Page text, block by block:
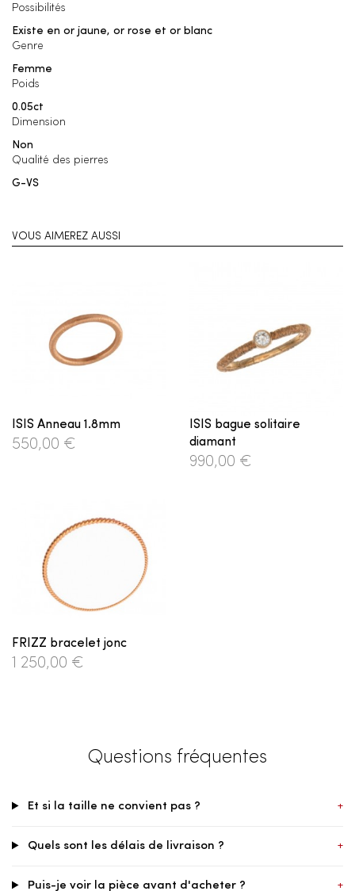
Possibilités
Existe en or jaune, or rose et or blanc
Genre
Femme
Poids
0.05ct
Dimension
Non
Qualité des pierres
G-VS
VOUS AIMEREZ AUSSI
ISIS Anneau 1.8mm
550,00 €
ISIS bague solitaire
diamant
990,00 €
FRIZZ bracelet jonc
1 250,00 €
Questions fréquentes
Et si la taille ne convient pas ? +
Quels sont les délais de livraison ? +
Puis-je voir la pièce avant d'acheter ? +